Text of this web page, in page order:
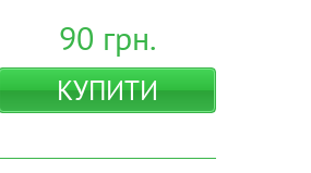
90 грн.
КУПИТИ